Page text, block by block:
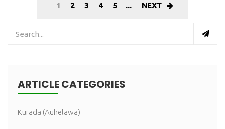
1 2 3 4 5 ... NEXT
ARTICLE CATEGORIES
Kurada (Auhelawa)